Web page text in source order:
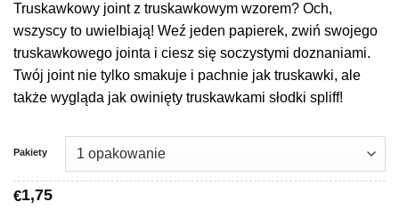
€1,75
do
€34,95
Truskawkowy joint z truskawkowym wzorem? Och,
wszyscy to uwielbiają! Weź jeden papierek, zwiń swojego
truskawkowego jointa i ciesz się soczystymi doznaniami.
Twój joint nie tylko smakuje i pachnie jak truskawki, ale
także wygląda jak owinięty truskawkami słodki spliff!
Pakiety
€1,75